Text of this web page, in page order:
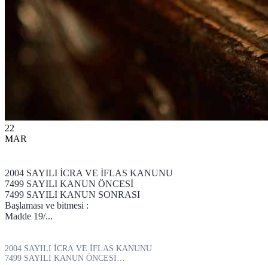
22
MAR
2004 SAYILI İCRA VE İFLAS KANUNU
7499 SAYILI KANUN ÖNCESİ
7499 SAYILI KANUN SONRASI
Başlaması ve bitmesi :
Madde 19/...
2004 SAYILI İCRA VE İFLAS KANUNU
7499 SAYILI KANUN ÖNCESİ